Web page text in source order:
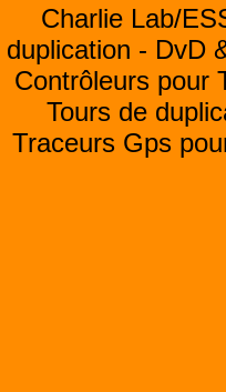
Charlie Lab/
duplication - DvD
Contrôleurs pour
Tours de
Traceurs Gps